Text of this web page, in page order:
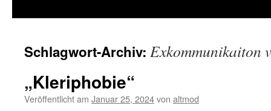
Schlagwort-Archiv: Exkommunikaiton
„Kleriphobie“
Veröffentlicht am Januar 25, 2024von altmod